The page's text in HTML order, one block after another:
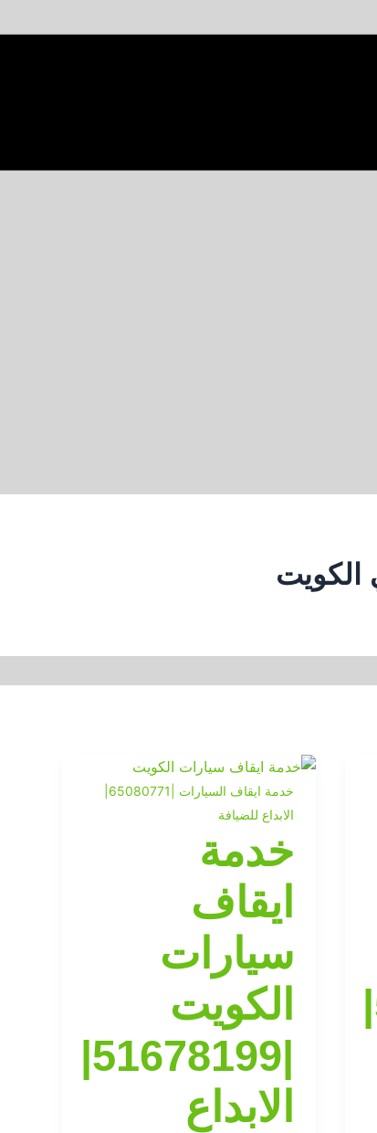
الكويت
|51678199|
الابداع للضيافة
خدمة
ايقاف
سيارات
الكويت
|51678199|
الابداع